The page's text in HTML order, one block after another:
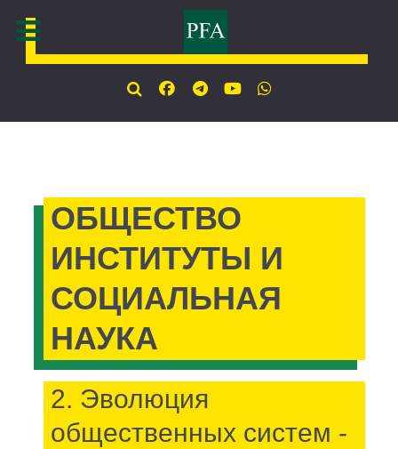
ОБЩЕСТВО
ИНСТИТУТЫ И
СОЦИАЛЬНАЯ
НАУКА
2. Эволюция
общественных систем -